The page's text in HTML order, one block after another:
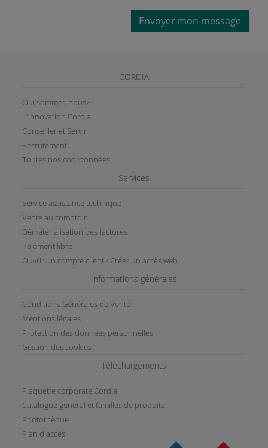
Envoyer mon message
CORDIA
Qui sommes-nous?
L'innovation Cordia
Conseiller et Servir
Recrutement
Toutes nos coordonnées
Services
Service assistance technique
Vente au comptoir
Dématérialisation des factures
Paiement libre
Ouvrir un compte client / Créer un accès web
Informations générales
Conditions Générales de Vente
Mentions légales
Protection des données personnelles
Gestion des cookies
Téléchargements
Plaquette corporate Cordia
Catalogue général et familles de produits
Photothèque
Plan d'accès